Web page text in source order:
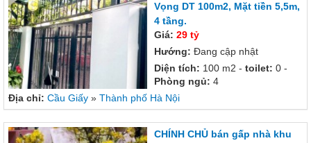
Vọng DT 100m2, Mặt tiền 5,5m,
4 tầng.
Giá: 29 tỷ
Hướng: Đang cập nhật
Diện tích: 100 m2 - toilet: 0 -
Phòng ngủ: 4
Địa chỉ: Cầu Giấy » Thành phố Hà Nội
CHÍNH CHỦ bán gấp nhà khu